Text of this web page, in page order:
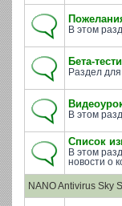
В этом
Бета-
Раздел
В этом
Список
В этом
новости о
NANO Antivirus Sky